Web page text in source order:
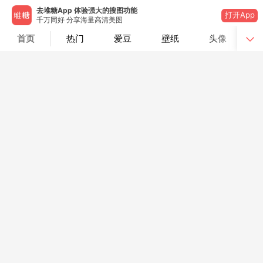
去堆糖App 体验强大的搜图功能
千万同好 分享海量高清美图
打开App
首页 热门 爱豆 壁纸 头像